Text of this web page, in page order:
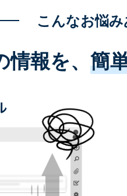
こんなお悩
報を、 簡